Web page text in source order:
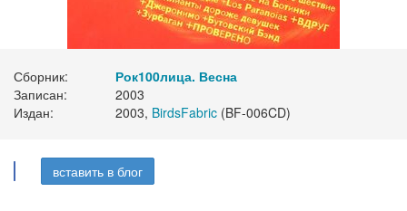
Сборник:
Рок100лица. Весна
Записан:
2003
Издан:
2003, BirdsFabric (BF-006CD)
вставить в блог